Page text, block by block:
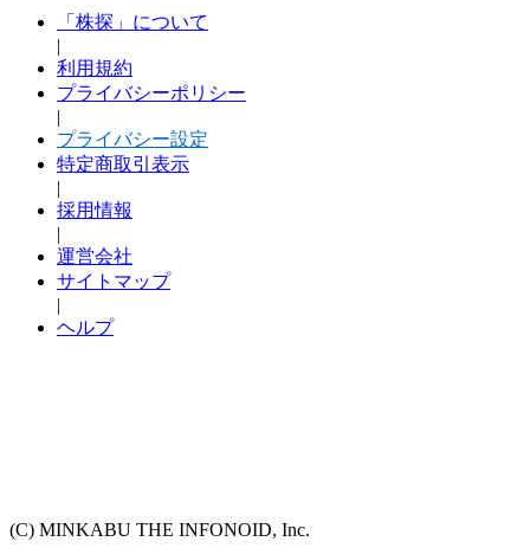
「株探」について
|
利用規約
プライバシーポリシー
|
プライバシー設定
特定商取引表示
|
採用情報
|
運営会社
サイトマップ
|
ヘルプ
(C) MINKABU THE INFONOID, Inc.